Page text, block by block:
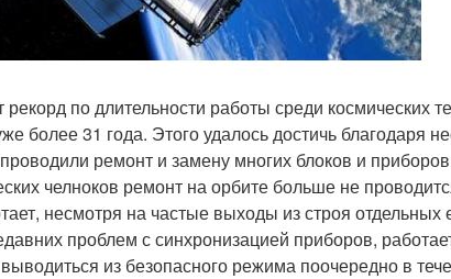
по длительности работы среди космических
более 31 года. Этого удалось достичь благодаря
ремонт и замену многих блоков и
челноков ремонт на орбите больше не
несмотря на частые выходы из строя отдельных
проблем с синхронизацией приборов,
из безопасного режима поочередно в